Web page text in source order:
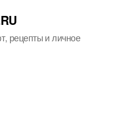
рецепты и личное